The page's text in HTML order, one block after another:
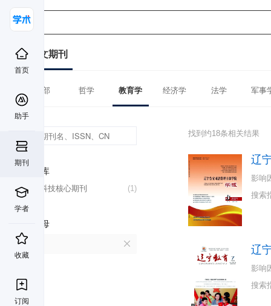
首页
助手
期刊
学者
收藏
订阅
中文期刊
全部 哲学 教育学 经济学 法学 军事
数据库
(1)
中国科技核心期刊
首字母
找到约18条相关结果
辽
影响
搜索
辽
影响
搜索